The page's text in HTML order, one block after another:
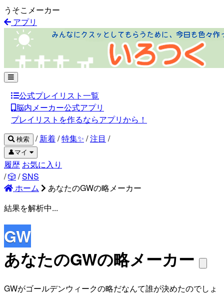
うそこメーカー
アプリ
公式プレイリスト一覧
脳内メーカー公式アプリ
プレイリストを作るならアプリから！
検索 / 新着/特集✨ /注目 /
👤マイ
履歴 お気に入り
/🎲 /SNS
ホーム
あなたのGWの略メーカー
結果を解析中...
GW
あなたのGWの略メーカー
GWがゴールデンウィークの略だなんて誰が決めたのでしょ